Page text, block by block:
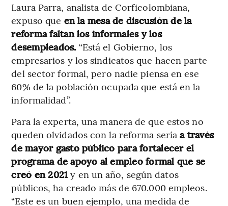
Laura Parra, analista de Corficolombiana,
expuso que en la mesa de discusión de la
reforma faltan los informales y los
desempleados. “Está el Gobierno, los
empresarios y los sindicatos que hacen parte
del sector formal, pero nadie piensa en ese
60% de la población ocupada que está en la
informalidad”.
Para la experta, una manera de que estos no
queden olvidados con la reforma seríaa través
de mayor gasto público para fortalecer el
programa de apoyo al empleo formal que se
creó en 2021 y en un año, según datos
públicos, ha creado más de 670.000 empleos.
“Este es un buen ejemplo, una medida de